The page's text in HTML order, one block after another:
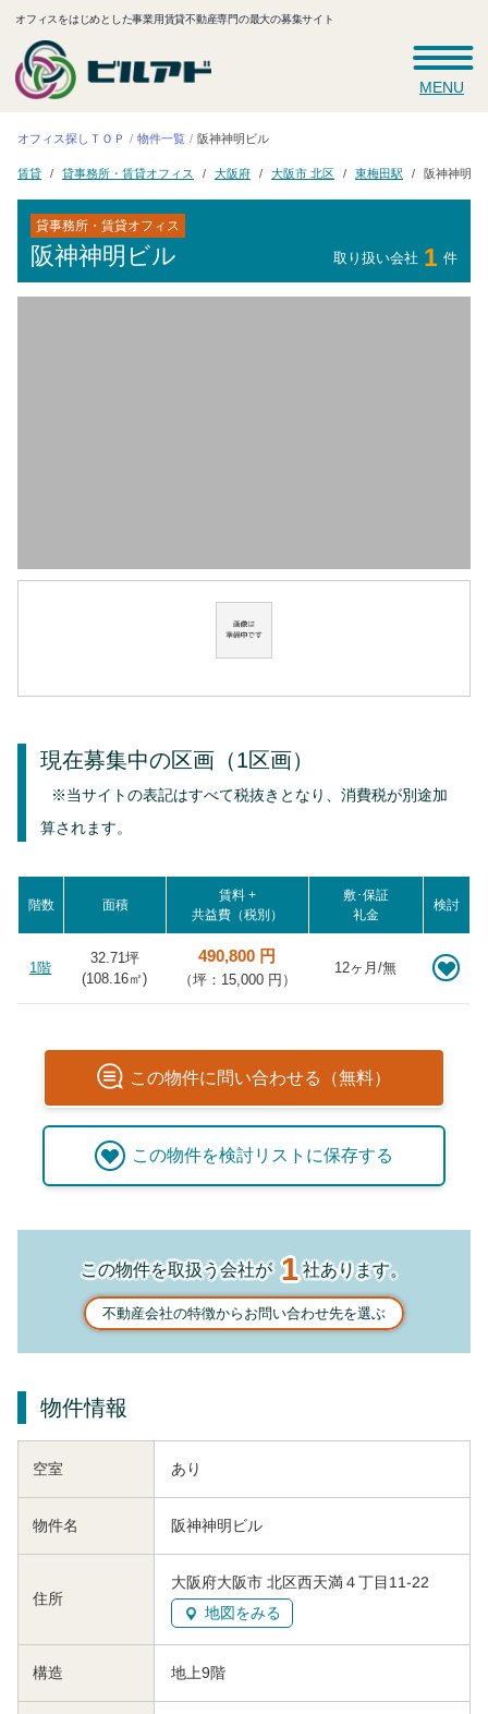
オフィスをはじめとした事業用賃貸不動産専門の最大の募集サイト
MENU
オフィス探しＴＯＰ 物件一覧 阪神神明ビル
賃貸 貸事務所・賃貸オフィス 大阪府 大阪市 北区 東梅田駅 阪神神明ビ
貸事務所・賃貸オフィス
阪神神明ビル 取り扱い会社 1 件
現在募集中の区画 （1区画）
※当サイトの表記はすべて税抜きとなり、消費税が別途加
算されます。
階数 面積
賃料 +
共益費（税別）
敷･保証
礼金
検討
1階
32.71坪
(108.16㎡)
490,800 円
（坪：15,000 円）
12ヶ月/無
この物件に問い合わせる（無料）
この物件を検討リストに保存する
この物件を取扱う会社が1社あります。
不動産会社の特徴からお問い合わせ先を選ぶ
物件情報
空室 あり
物件名 阪神神明ビル
住所
大阪府大阪市 北区西天満４丁目11-22
地図をみる
構造 地上9階